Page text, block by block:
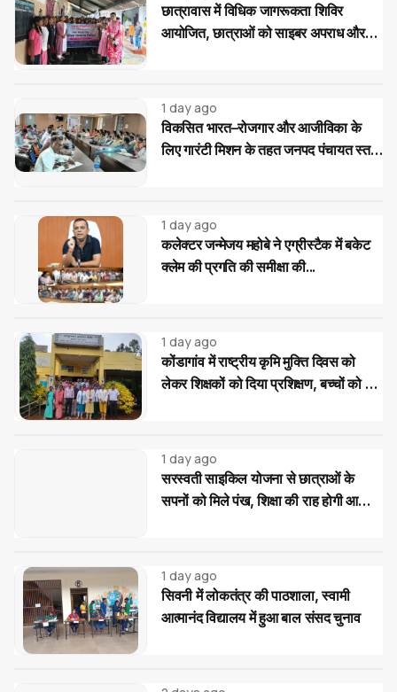
छात्रावास में विधिक जागरूकता शिविर
आयोजित, छात्राओं को साइबर अपराध और
1 day ago
विकसित भारत–रोजगार और आजीविका के
लिए गारंटी मिशन के तहत जनपद पंचायत स्तर
1 day ago
कलेक्टर जन्मेजय महोबे ने एग्रीस्टैक में बकेट
क्लेम की प्रगति की समीक्षा की...
1 day ago
कोंडागांव में राष्ट्रीय कृमि मुक्ति दिवस को
लेकर शिक्षकों को दिया प्रशिक्षण, बच्चों को दवा
1 day ago
सरस्वती साइकिल योजना से छात्राओं के
सपनों को मिले पंख, शिक्षा की राह होगी आसान:
1 day ago
सिवनी में लोकतंत्र की पाठशाला, स्वामी
आत्मानंद विद्यालय में हुआ बाल संसद चुनाव